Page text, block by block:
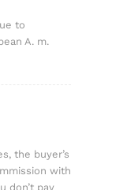
to
A. m.
the buyer’s
with
don’t pay